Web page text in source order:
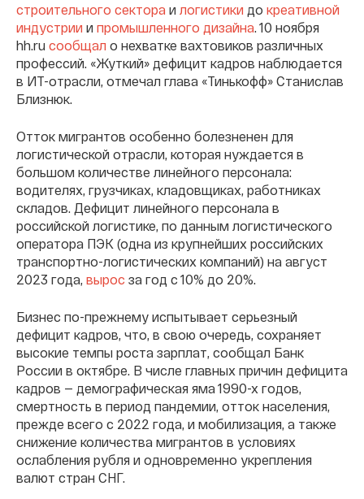
строительного сектора и логистики до креативной
индустрии и промышленного дизайна . 10 ноября
hh.ru сообщал о нехватке вахтовиков различных
профессий. «Жуткий» дефицит кадров наблюдается
в ИТ-отрасли, отмечал глава «Тинькофф» Станислав
Близнюк.
Отток мигрантов особенно болезненен для
логистической отрасли, которая нуждается в
большом количестве линейного персонала:
водителях, грузчиках, кладовщиках, работниках
складов. Дефицит линейного персонала в
российской логистике, по данным логистического
оператора ПЭК (одна из крупнейших российских
транспортно-логистических компаний) на август
2023 года, вырос за год с 10% до 20%.
Бизнес по-прежнему испытывает серьезный
дефицит кадров, что, в свою очередь, сохраняет
высокие темпы роста зарплат, сообщал Банк
России в октябре. В числе главных причин дефицита
кадров — демографическая яма 1990-х годов,
смертность в период пандемии, отток населения,
прежде всего с 2022 года, и мобилизация, а также
снижение количества мигрантов в условиях
ослабления рубля и одновременно укрепления
валют стран СНГ.